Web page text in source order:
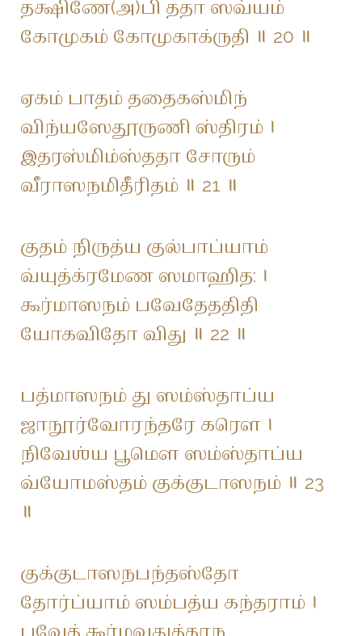
தக்ஷிணே(அ)பி ததா ஸவ்யம்
கோமுகம் கோமுகாக்ருதி ॥ 20 ॥
ஏகம் பாதம் ததைகஸ்மிந்
விந்யஸேதூருணி ஸ்திரம் ।
இதரஸ்மிம்ஸ்ததா சோரும்
வீராஸநமிதீரிதம் ॥ 21 ॥
குதம் நிருத்ய குல்பாப்யாம்
வ்யுத்க்ரமேண ஸமாஹித: ।
கூர்மாஸநம் பவேதேததிதி
யோகவிதோ விது ॥ 22 ॥
பத்மாஸநம் து ஸம்ஸ்தாப்ய
ஜாநூர்வோரந்தரே கரௌ ।
நிவேஶ்ய பூமௌ ஸம்ஸ்தாப்ய
வ்யோமஸ்தம் குக்குடாஸநம் ॥ 23
॥
குக்குடாஸநபந்தஸ்தோ
தோர்ப்யாம் ஸம்பத்ய கந்தராம் ।
பவேத் கூர்மவதுத்தாந